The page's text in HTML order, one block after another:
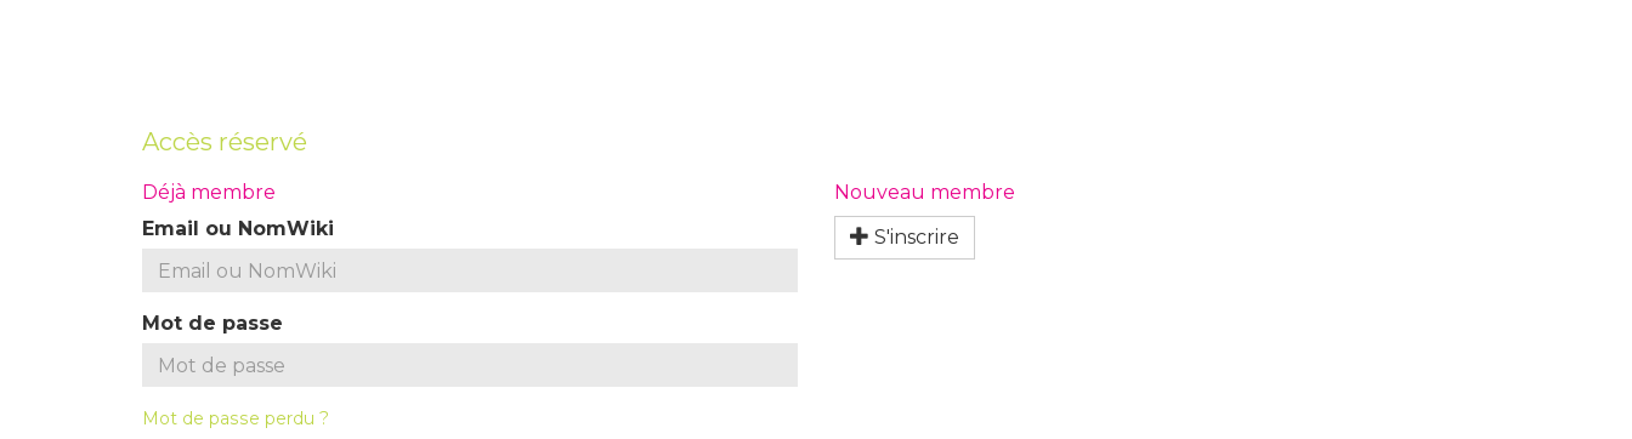
Accès réservé
Déjà membre
Email ou NomWiki
Mot de passe
Mot de passe perdu ?
Nouveau membre
S'inscrire